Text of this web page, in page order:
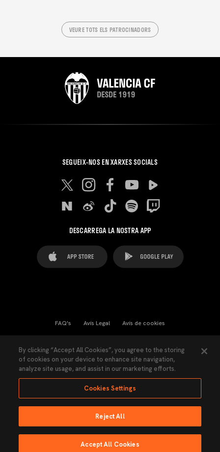
VEURE TOTS ELS PATROCINADORS
SEGUEIX-NOS EN XARXES SOCIALS
DESCARREGA LA NOSTRA APP
FAQ's Avís Legal Avís de cookies
Llei de Transparència Política de Privacitat
Accessibilitat
Ninguna parte de esta página puede ser reproducida sin el permiso del Valencia
By clicking “Accept All Cookies”, you agree to the storing
of cookies on your device to enhance site navigation,
analyze site usage, and assist in our marketing efforts.
Cookies Settings
Reject All
Accept All Cookies